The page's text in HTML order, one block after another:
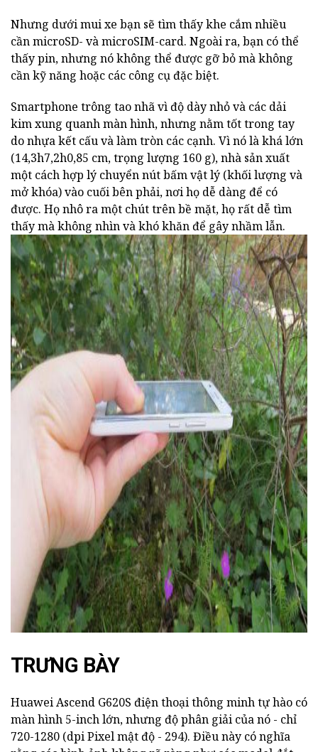
Nhưng dưới mui xe bạn sẽ tìm thấy khe cắm nhiều
cần microSD- và microSIM-card. Ngoài ra, bạn có thể
thấy pin, nhưng nó không thể được gỡ bỏ mà không
cần kỹ năng hoặc các công cụ đặc biệt.
Smartphone trông tao nhã vì độ dày nhỏ và các dải
kim xung quanh màn hình, nhưng nằm tốt trong tay
do nhựa kết cấu và làm tròn các cạnh. Vì nó là khá lớn
(14,3h7,2h0,85 cm, trọng lượng 160 g), nhà sản xuất
một cách hợp lý chuyển nút bấm vật lý (khối lượng và
mở khóa) vào cuối bên phải, nơi họ dễ dàng để có
được. Họ nhô ra một chút trên bề mặt, họ rất dễ tìm
thấy mà không nhìn và khó khăn để gây nhầm lẫn.
ad
TRƯNG BÀY
Huawei Ascend G620S điện thoại thông minh tự hào có
màn hình 5-inch lớn, nhưng độ phân giải của nó - chỉ
720-1280 (dpi Pixel mật độ - 294). Điều này có nghĩa